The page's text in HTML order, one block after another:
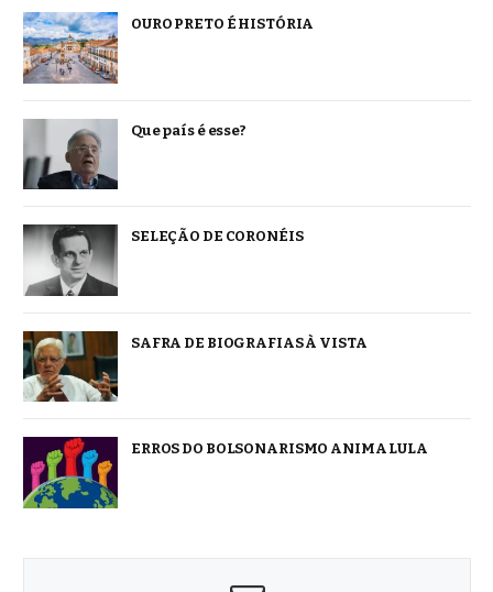
OURO PRETO É HISTÓRIA
Que país é esse?
SELEÇÃO DE CORONÉIS
SAFRA DE BIOGRAFIAS À VISTA
ERROS DO BOLSONARISMO ANIMA LULA